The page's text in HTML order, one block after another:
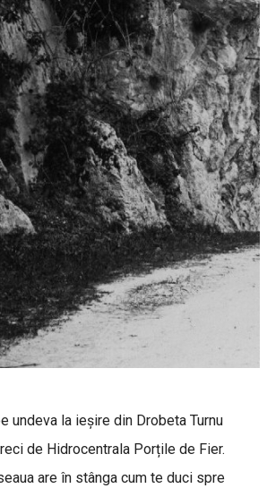
undeva la ieșire din Drobeta Turnu
de Hidrocentrala Porțile de Fier.
are în stânga cum te duci spre